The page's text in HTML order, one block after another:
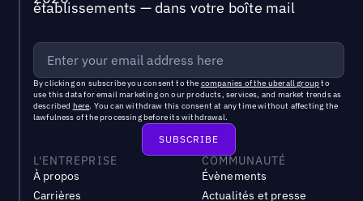
établissements — dans votre boîte mail
By clicking on subscribe you consent to the companies of the uberall groupto
use this data for email marketing on our products, services, and market trends as
described here. You can withdraw this consent at any time without affecting the
lawfulness of the processing before its withdrawal.
L'ENTREPRISE
À propos
Carrières
COMMUNAUTÉ
Évènements
Actualités et presse